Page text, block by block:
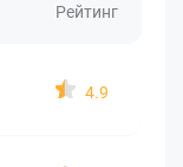
Рейтинг
4.9